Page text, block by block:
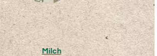
Milch